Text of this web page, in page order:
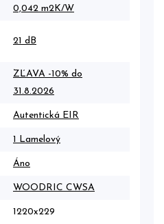
0,042 m2K/W
21 dB
ZĽAVA -10% do
31.8.2026
Autentická EIR
1 Lamelový
Áno
WOODRIC CWSA
1220x229